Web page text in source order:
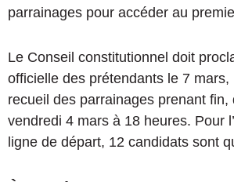
parrainages pour accéder au
Le Conseil constitutionnel doit
officielle des prétendants le 7 mars,
recueil des parrainages prenant fin,
vendredi 4 mars à 18 heures. Pour
ligne de départ, 12 candidats sont